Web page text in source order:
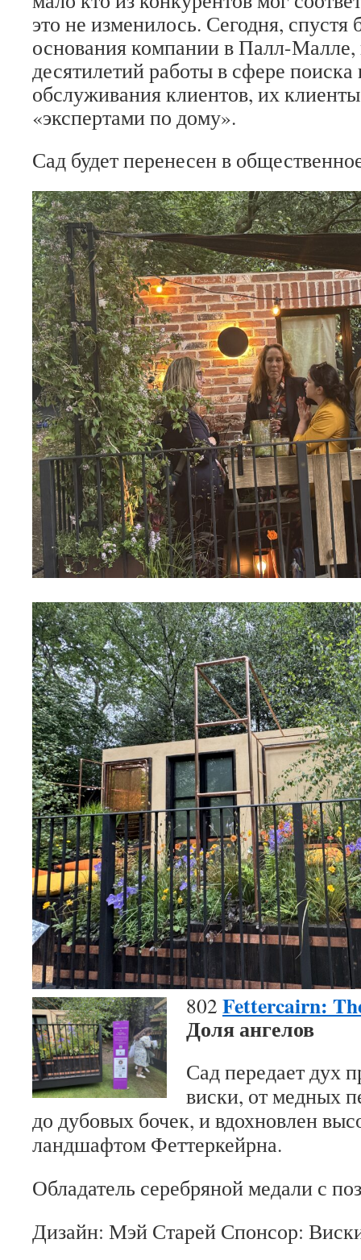
это не изменилось. Сегодня, спустя
основания компании в Палл-Малле,
десятилетий работы в сфере
обслуживания клиентов, их
«экспертами по дому».
Сад будет перенесен в
802 Fettercairn:
Доля ангелов
Сад передает дух
виски, от медных
до дубовых бочек, и вдохновлен
ландшафтом Феттеркейрна.
Обладатель серебряной медали с
Дизайн: Мэй Старей Спонсор: